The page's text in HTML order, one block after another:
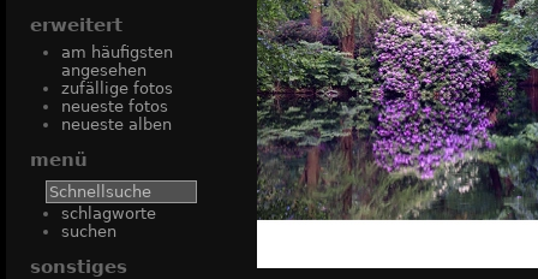
erweitert
am häufigsten
angesehen
zufällige fotos
neueste fotos
neueste alben
menü
schlagworte
suchen
sonstiges